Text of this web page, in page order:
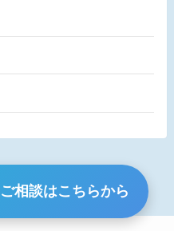
ご相談はこちらから